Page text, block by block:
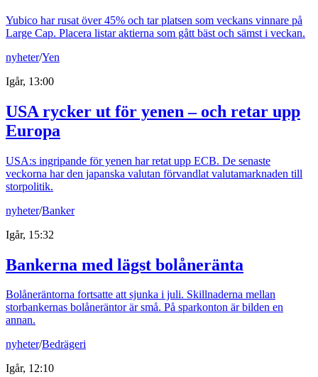
Yubico har rusat över 45% och tar platsen som veckans vinnare på
Large Cap. Placera listar aktierna som gått bäst och sämst i veckan.
nyheter/Yen
Igår, 13:00
USA rycker ut för yenen – och retar upp
Europa
USA:s ingripande för yenen har retat upp ECB. De senaste
veckorna har den japanska valutan förvandlat valutamarknaden till
storpolitik.
nyheter/Banker
Igår, 15:32
Bankerna med lägst bolåneränta
Bolåneräntorna fortsatte att sjunka i juli. Skillnaderna mellan
storbankernas bolåneräntor är små. På sparkonton är bilden en
annan.
nyheter/Bedrägeri
Igår, 12:10